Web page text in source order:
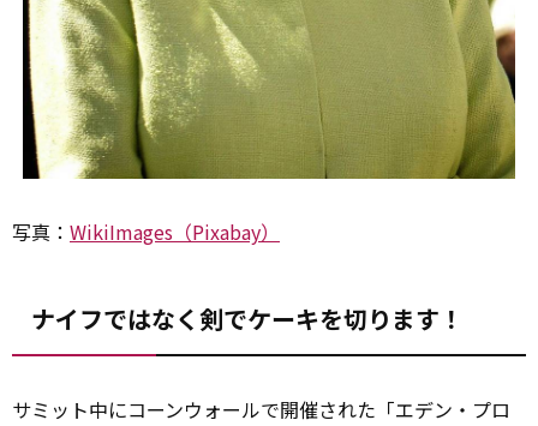
写真： WikiImages（Pixabay）
ナイフではなく剣でケーキを切ります！
サミット中にコーンウォールで開催された「エデン・プロ